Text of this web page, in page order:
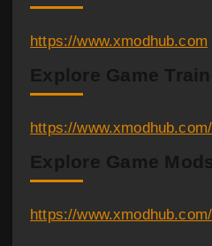
https://www.xmodhub.com
Explore Game
https://
Explore Game Mods
https://